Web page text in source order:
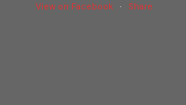
View on Facebook · Share